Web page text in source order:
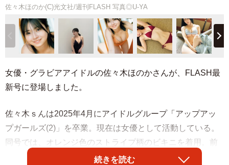
佐々木ほのか(C)光文社/週刊FLASH 写真◎U-YA
女優・グラビアアイドルの佐々木ほのかさんが、FLASH最
新号に登場しました。
佐々木ｓんは2025年4月にアイドルグループ「アップアッ
プガールズ(2)」を卒業。現在は女優として活動している。
同号では、オレンジ色のストライプ柄のビキニを着用。前
かがみになって深い谷を強調したポージングを披露してい
続きを読む